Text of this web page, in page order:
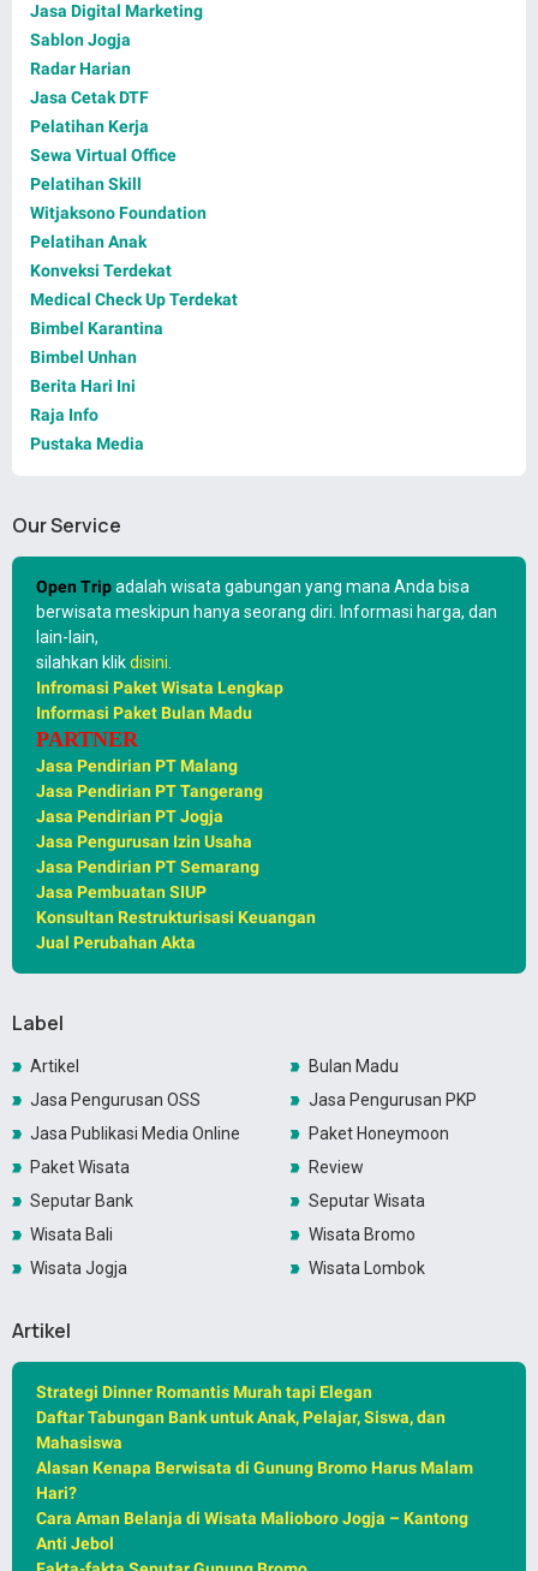
Jasa Digital Marketing
Sablon Jogja
Radar Harian
Jasa Cetak DTF
Pelatihan Kerja
Sewa Virtual Office
Pelatihan Skill
Witjaksono Foundation
Pelatihan Anak
Konveksi Terdekat
Medical Check Up Terdekat
Bimbel Karantina
Bimbel Unhan
Berita Hari Ini
Raja Info
Pustaka Media
Our Service
Open Tripadalah wisata gabungan yang mana Anda bisa
berwisata meskipun hanya seorang diri. Informasi harga, dan
lain-lain,
silahkan klikdisini
Infromasi Paket Wisata Lengkap
Informasi Paket Bulan Madu
PARTNER
Jasa Pendirian PT Malang
Jasa Pendirian PT Tangerang
Jasa Pendirian PT Jogja
Jasa Pengurusan Izin Usaha
Jasa Pendirian PT Semarang
Jasa Pembuatan SIUP
Konsultan Restrukturisasi Keuangan
Jual Perubahan Akta
Label
Artikel
Bulan Madu
Jasa Pengurusan OSS
Jasa Pengurusan PKP
Jasa Publikasi Media Online
Paket Honeymoon
Paket Wisata
Review
Seputar Bank
Seputar Wisata
Wisata Bali
Wisata Bromo
Wisata Jogja
Wisata Lombok
Artikel
Strategi Dinner Romantis Murah tapi Elegan
Daftar Tabungan Bank untuk Anak, Pelajar, Siswa, dan
Mahasiswa
Alasan Kenapa Berwisata di Gunung Bromo Harus Malam
Hari?
Cara Aman Belanja di Wisata Malioboro Jogja – Kantong
Anti Jebol